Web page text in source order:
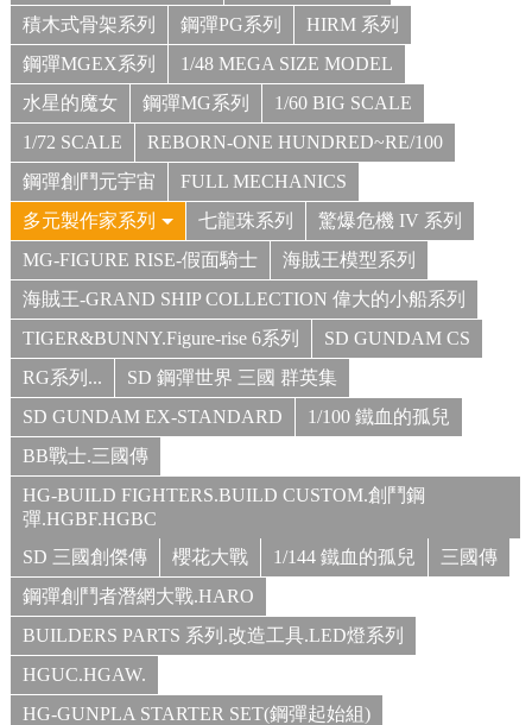
積木式骨架系列
鋼彈PG系列
HIRM 系列
鋼彈MGEX系列
1/48 MEGA SIZE MODEL
水星的魔女
鋼彈MG系列
1/60 BIG SCALE
1/72 SCALE
REBORN-ONE HUNDRED~RE/100
鋼彈創鬥元宇宙
FULL MECHANICS
多元製作家系列
七龍珠系列
驚爆危機 IV 系列
MG-FIGURE RISE-假面騎士
海賊王模型系列
海賊王-GRAND SHIP COLLECTION 偉大的小船系列
TIGER&BUNNY.Figure-rise 6系列
SD GUNDAM CS
RG系列...
SD 鋼彈世界 三國 群英集
SD GUNDAM EX-STANDARD
1/100 鐵血的孤兒
BB戰士.三國傳
HG-BUILD FIGHTERS.BUILD CUSTOM.創鬥鋼
彈.HGBF.HGBC
SD 三國創傑傳
櫻花大戰 1/144 鐵血的孤兒
三國傳
鋼彈創鬥者潛網大戰.HARO
BUILDERS PARTS 系列.改造工具.LED燈系列
HGUC.HGAW.
HG-GUNPLA STARTER SET(鋼彈起始組)